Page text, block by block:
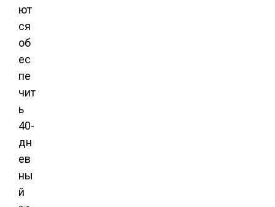
ют
ся
об
ес
пе
чит
ь
40-
дн
ев
ны
й